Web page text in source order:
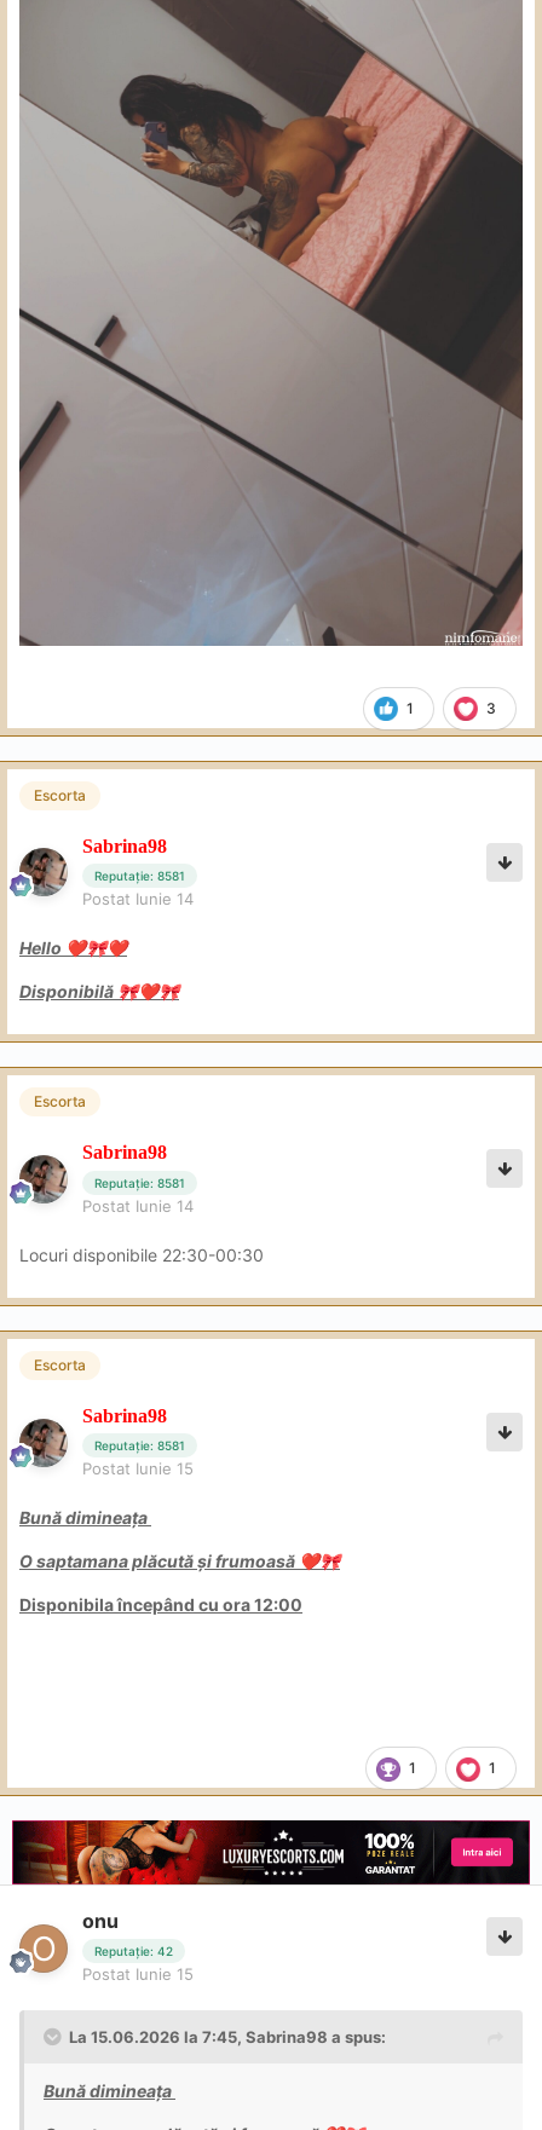
1 3
Escorta
Sabrina98
Reputație: 8581
Postat Iunie 14
Hello ❤️🎀❤️
Disponibilă 🎀❤️🎀
Escorta
Sabrina98
Reputație: 8581
Postat Iunie 14
Locuri disponibile 22:30-00:30
Escorta
Sabrina98
Reputație: 8581
Postat Iunie 15
Bună dimineața
O saptamana plăcută și frumoasă ❤️🎀
Disponibila începând cu ora 12:00
1 1
onu
Reputație: 42
Postat Iunie 15
La 15.06.2026 la 7:45, Sabrina98 a spus:
Bună dimineața